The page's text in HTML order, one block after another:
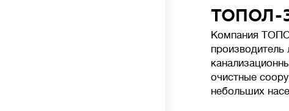
ТОПОЛ-
Компания
производитель
очистные
небольших